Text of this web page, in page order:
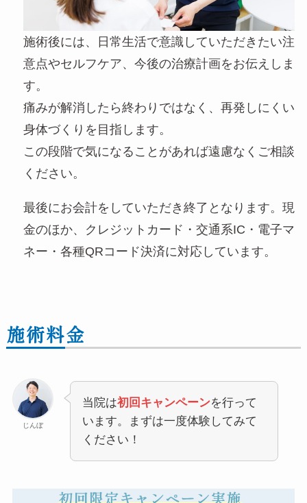
施術後には、日常生活で意識していただきたい注
意点やセルフケア、今後の治療計画をお伝えしま
す。
痛みが解消したら終わりではなく、再発しにくい
身体づくりを目指します。
この段階で気になることがあれば遠慮なくご相談
ください。
最後にお会計をしていただき終了となります。現
金のほか、クレジットカード・交通系IC・電子マ
ネー・各種QRコード決済に対応しています。
施術料金
じんぼ
当院は初回キャンペーンを行って
います。まずは一度体験してみて
ください！